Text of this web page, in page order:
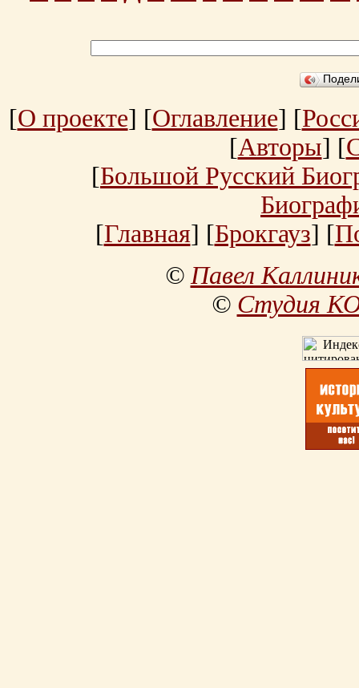
[О проекте] [Оглавление] [
[Авторы] [
[Большой Русский
[Главная] [Брокгауз] [
©Павел
© Студия